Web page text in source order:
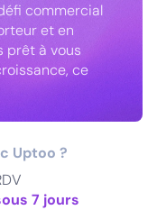
commercial
et en
prêt à vous
ce
Uptoo ?
7 jours